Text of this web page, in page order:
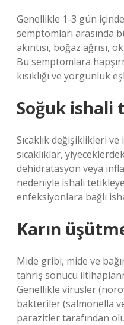
Genellikle 1-3 gün
semptomları arasında
akıntısı, boğaz
Bu semptomlara
kısıklığı ve yorgunluk
Soğuk ishali
Sıcaklık değişiklikleri ve
sıcaklıklar,
dehidratasyon veya
nedeniyle ishali
enfeksiyonlara bağlı
Karın
Mide gribi, mide ve
tahriş sonucu
Genellikle virüsler
bakteriler (salmonella
parazitler tarafından